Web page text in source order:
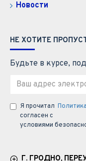
Новости
НЕ ХОТИТЕ
Будьте в курсе,
Я прочитал
согласен с
условиями
Г. ГРОДНО,